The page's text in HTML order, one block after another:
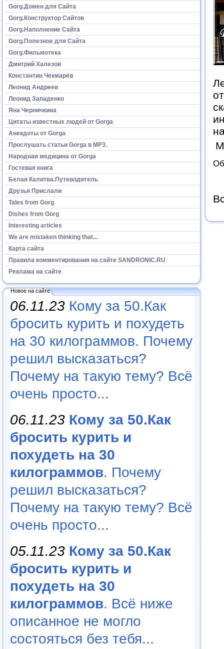
Gorg.Домен для Сайта
Gorg.Конструктор Сайтов
Gorg.Наполнение Сайта
Gorg.Полезное для Сайта
Gorg.Фильмотека
Дмитрий Халезов
Константин Чекмарёв
Леонид Андреев
Леонид Западенко
Яна Черничкина
Цитаты известных людей от Gorga
Анекдоты от Gorga
Прослушать статьи Gorga в МР3.
Народная медицина от Gorga
Гостевая книга
Белая Калитва.Путеводитель
Друзья Прислали
Tales from Gorg
Dishes from Gorg
Interesting articles
We are mistaken thinking that...
Карта сайта
Правила комментирования на сайте SANDRONIC.RU
Реклама на сайте
Новое на сайте
06.11.23 Кому за 50.Как
бросить курить и похудеть
на 30 килограммов. Почему
решил высказаться?
Почему на такую тему? Всё
очень просто...
06.11.23 Кому за 50.Как
бросить курить и
похудеть на 30
килограммов. Почему
решил высказаться?
Почему на такую тему? Всё
очень просто...
05.11.23 Кому за 50.Как
бросить курить и
похудеть на 30
килограммов. Всё ниже
описанное не могло
состояться без тебя...